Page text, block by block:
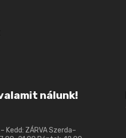
nálunk!
Kedd: ZÁRVA Szerda–